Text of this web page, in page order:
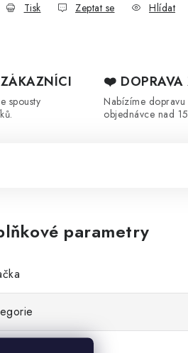
Tisk Zeptat se Hlídat
spousty
❤️ DOPRAVA
Nabízíme
objednávce nad
parametry